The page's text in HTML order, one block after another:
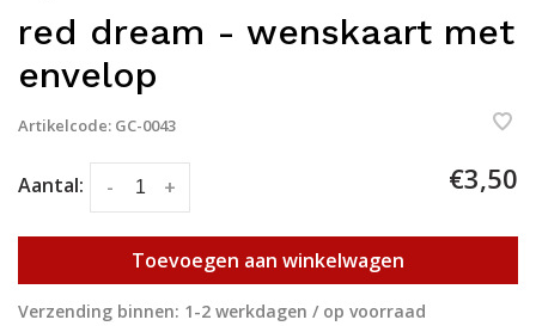
red dream - wenskaart met
envelop
Artikelcode: GC-0043
Aantal: +
- €3,50
Toevoegen aan winkelwagen
Verzending binnen: 1-2 werkdagen / op voorraad